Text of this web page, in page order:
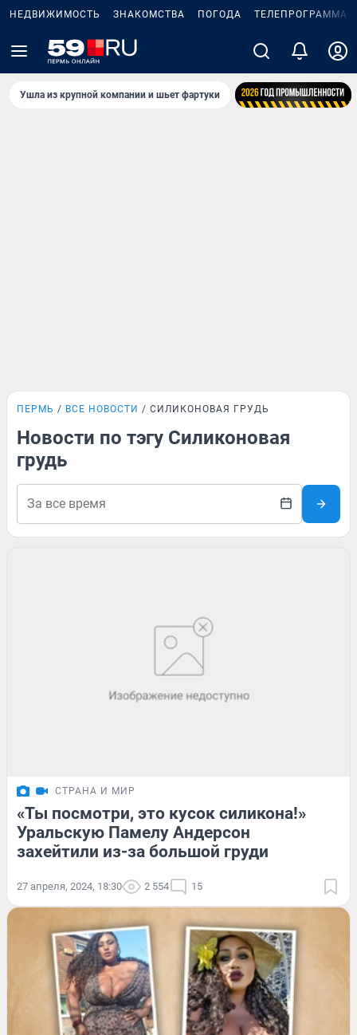
НЕДВИЖИМОСТЬ ЗНАКОМСТВА ПОГОДА ТЕЛЕПРОГРАММА
Ушла из крупной компании и шьет фартуки
ПЕРМЬ ВСЕ НОВОСТИ СИЛИКОНОВАЯ ГРУДЬ
Новости по тэгу Силиконовая
грудь
СТРАНА И МИР
«Ты посмотри, это кусок силикона!»
Уральскую Памелу Андерсон
захейтили из-за большой груди
27 апреля, 2024, 18:30 2 554 15